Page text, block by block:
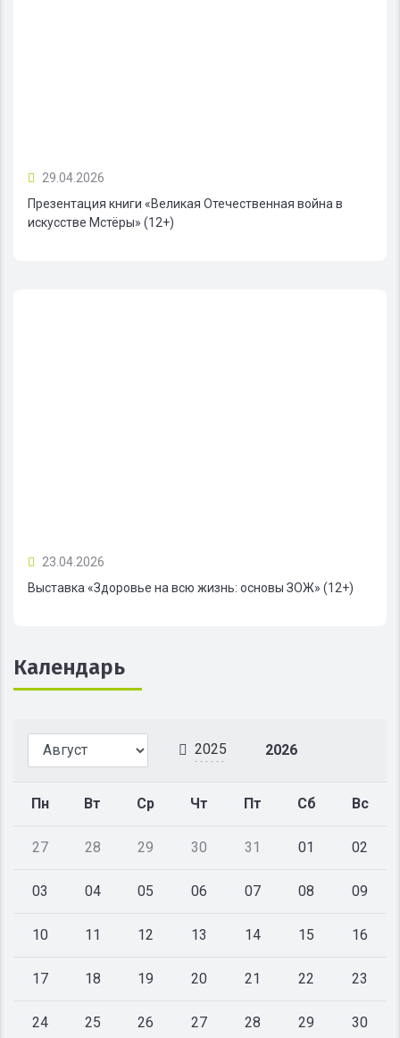
29.04.2026
Презентация книги «Великая Отечественная война в
искусстве Мстёры» (12+)
23.04.2026
Выставка «Здоровье на всю жизнь: основы ЗОЖ» (12+)
Календарь
2025 2026
Пн Вт Ср Чт Пт Сб Вс
27 28 29 30 31 01 02
03 04 05 06 07 08 09
10 11 12 13 14 15 16
17 18 19 20 21 22 23
24 25 26 27 28 29 30